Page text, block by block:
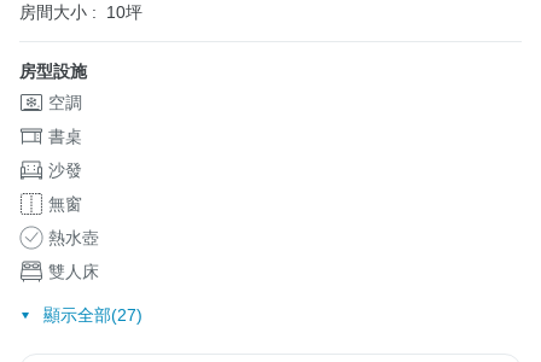
房間大小 :
10坪
房型設施
空調
書桌
沙發
無窗
熱水壺
雙人床
顯示全部(27)